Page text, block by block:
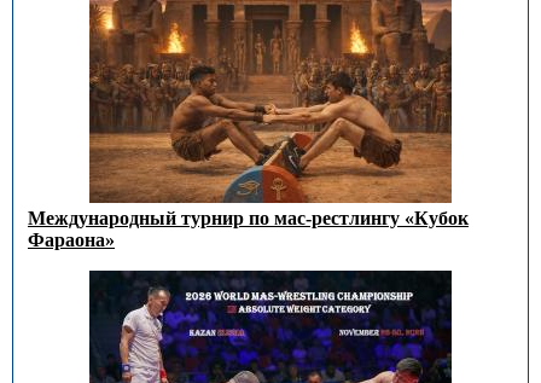
Международный турнир по мас-рестлингу «Кубок
Фараона»